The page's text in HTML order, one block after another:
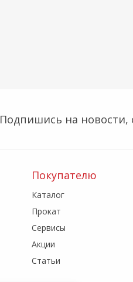
Подпишись на новости,
Покупателю
Каталог
Прокат
Сервисы
Акции
Статьи